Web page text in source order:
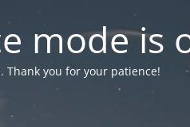
mode is
Thank you for your patience!